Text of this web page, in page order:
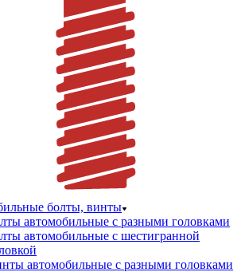
болты, винты
автомобильные с разными головками
автомобильные с шестигранной
автомобильные с разными головками